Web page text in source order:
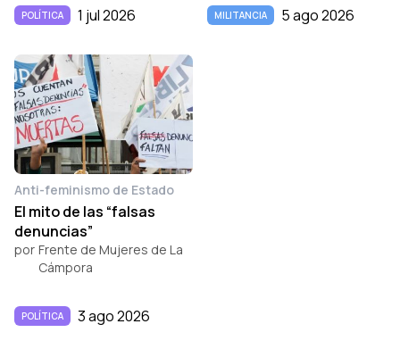
POLÍTICA 1 jul 2026 MILITANCIA 5 ago 2026
Anti-feminismo de Estado
El mito de las “falsas
denuncias”
por Frente de Mujeres de La
Cámpora
POLÍTICA 3 ago 2026